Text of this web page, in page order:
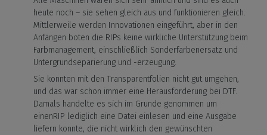
heute noch – sie sehen gleich aus und funktionieren gleich.
Mittlerweile werden Innovationen eingeführt, aber in den
Anfängen boten die RIPs keine wirkliche Unterstützung beim
Farbmanagement, einschließlich Sonderfarbenersatz und
Untergrundseparierung und -erzeugung.
Sie konnten mit den Transparentfolien nicht gut umgehen,
und das war schon immer eine Herausforderung bei DTF.
Damals handelte es sich im Grunde genommen um
einenRIP lediglich eine Datei einlesen und eine Ausgabe
liefern konnte, die nicht wirklich den gewünschten